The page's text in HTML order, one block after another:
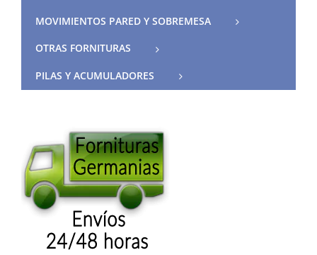
MOVIMIENTOS PARED Y SOBREMESA
OTRAS FORNITURAS
PILAS Y ACUMULADORES